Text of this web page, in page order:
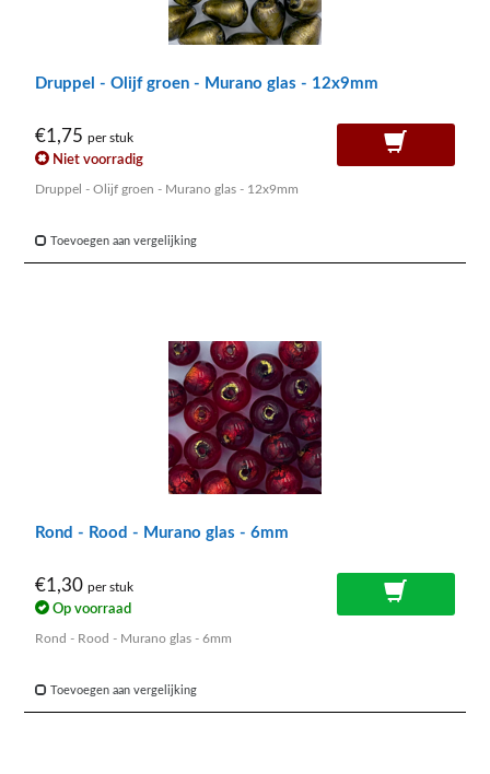
Druppel - Olijf groen - Murano glas - 12x9mm
€1,75 per stuk
Niet voorradig
Druppel - Olijf groen - Murano glas - 12x9mm
Toevoegen aan vergelijking
Rond - Rood - Murano glas - 6mm
€1,30 per stuk
Op voorraad
Rond - Rood - Murano glas - 6mm
Toevoegen aan vergelijking